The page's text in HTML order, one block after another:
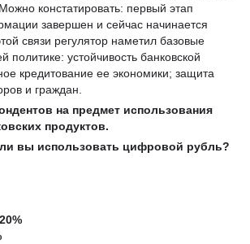
констатировать: первый этап
завершен и сейчас начинается
связи регулятор наметил базовые
политике: устойчивость банковской
кредитование ее экономики; защита
и граждан.
на предмет использования
продуктов.
вы использовать цифровой рубль?